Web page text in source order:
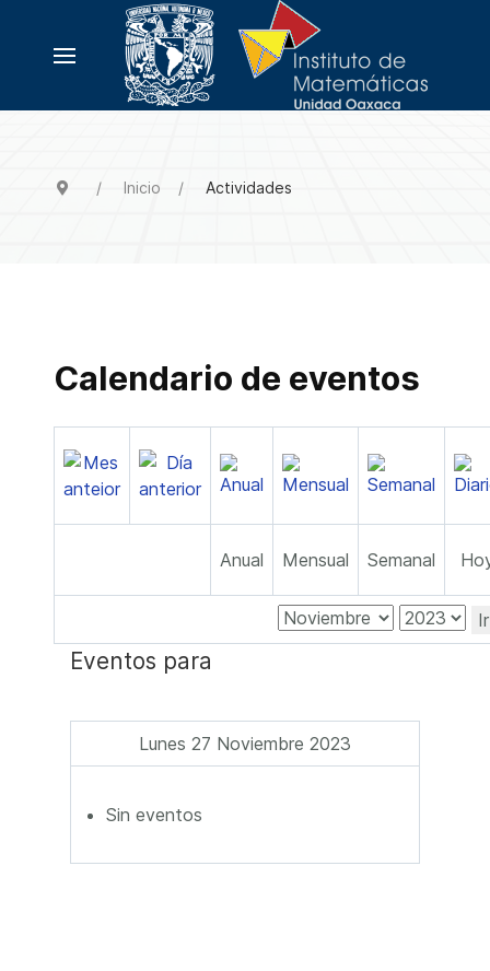
Inicio Actividades
Calendario de eventos
Anual Mensual Semanal
Eventos para
Lunes 27 Noviembre 2023
Sin eventos